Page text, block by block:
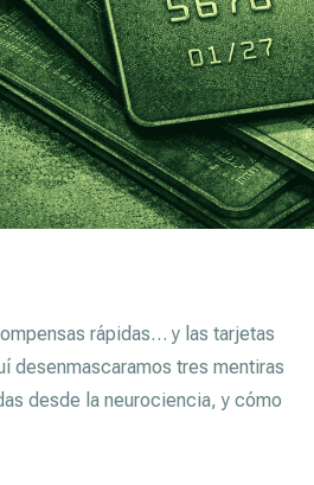
rápidas… y las tarjetas
desenmascaramos tres mentiras
desde la neurociencia, y cómo